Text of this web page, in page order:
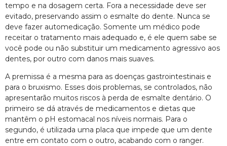
tempo e na dosagem certa. Fora a necessidade deve ser
evitado, preservando assim o esmalte do dente. Nunca se
deve fazer automedicação. Somente um médico pode
receitar o tratamento mais adequado e, é ele quem sabe se
você pode ou não substituir um medicamento agressivo aos
dentes, por outro com danos mais suaves.
A premissa é a mesma para as doenças gastrointestinais e
para o bruxismo. Esses dois problemas, se controlados, não
apresentarão muitos riscos à perda de esmalte dentário. O
primeiro se dá através de medicamentos e dietas que
mantêm o pH estomacal nos níveis normais. Para o
segundo, é utilizada uma placa que impede que um dente
entre em contato com o outro, acabando com o ranger.